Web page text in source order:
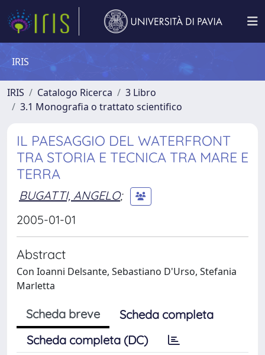
IRIS
IRIS Catalogo Ricerca
3 Libro
3.1 Monografia o trattato scientifico
IL PAESAGGIO DEL WATERFRONT
TRA STORIA E TECNICA TRA MARE E
TERRA
BUGATTI, ANGELO;
2005-01-01
Abstract
Con Ioanni Delsante, Sebastiano D'Urso, Stefania
Marletta
Scheda breve
Scheda completa
Scheda completa (DC)